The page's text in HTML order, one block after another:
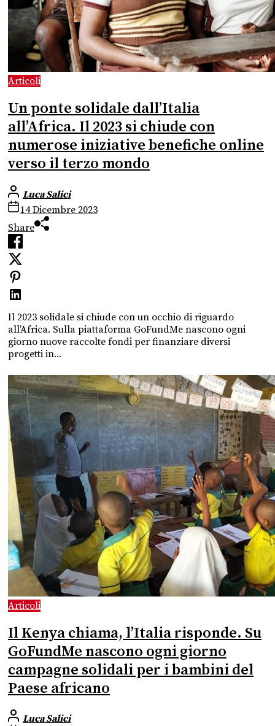
Articoli
Un ponte solidale dall’Italia
all’Africa. Il 2023 si chiude con
numerose iniziative benefiche online
verso il terzo mondo
Luca Salici
14 Dicembre 2023
Share
Il 2023 solidale si chiude con un occhio di riguardo
all’Africa. Sulla piattaforma GoFundMe nascono ogni
giorno nuove raccolte fondi per finanziare diversi
progetti in...
Articoli
Il Kenya chiama, l’Italia risponde. Su
GoFundMe nascono ogni giorno
campagne solidali per i bambini del
Paese africano
Luca Salici